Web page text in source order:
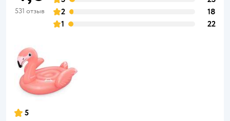
531 отзыв
2
18
1
22
5